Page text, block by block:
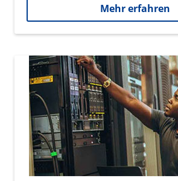
Mehr erfahren